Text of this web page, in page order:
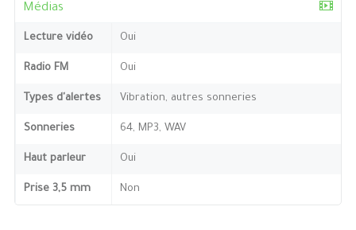
Médias
Lecture vidéo Oui
Radio FM Oui
Types d'alertes Vibration, autres sonneries
Sonneries 64, MP3, WAV
Haut parleur Oui
Prise 3,5 mm Non